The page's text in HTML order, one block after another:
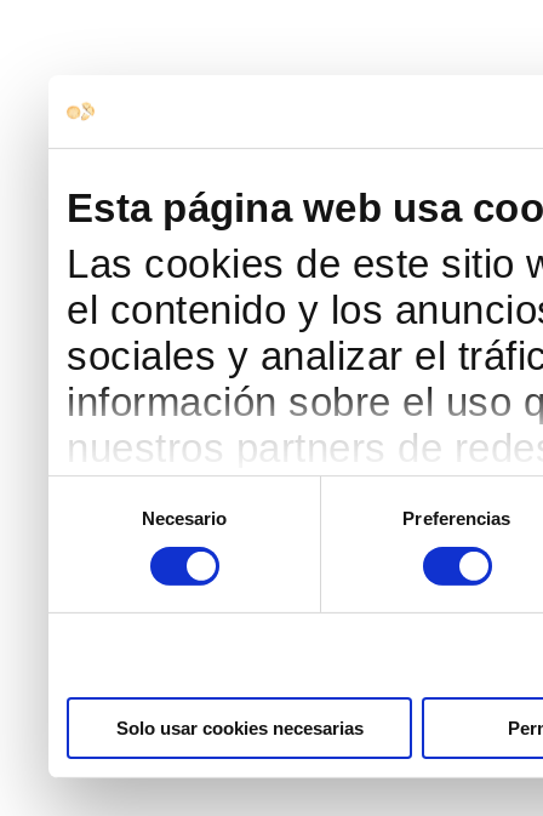
Esta página web usa
Las cookies de este sitio
el contenido y los
sociales y analizar el
información sobre el uso
nuestros partners de
que les haya
partir del uso que haya
consentimiento
Necesario Preferencias
Solo usar cookies necesarias